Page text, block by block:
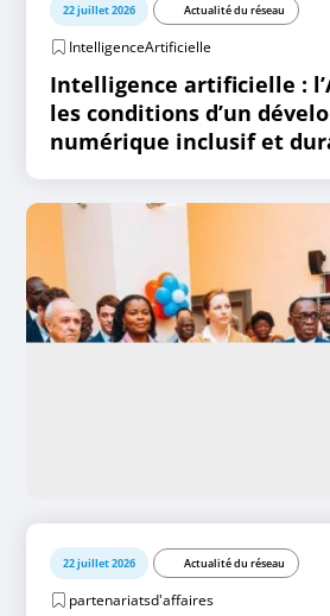
22 juillet 2026 Actualité du réseau
IntelligenceArtificielle
Intelligence artificielle :
les conditions d’un
numérique inclusif et
22 juillet 2026 Actualité du réseau
partenariatsd'affaires